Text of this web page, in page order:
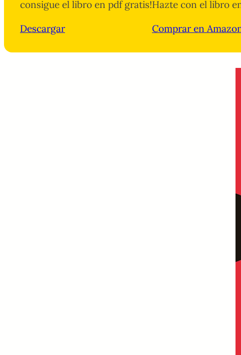
consigue el libro en pdf gratis!
Descargar
Hazte con el libro
Comprar en